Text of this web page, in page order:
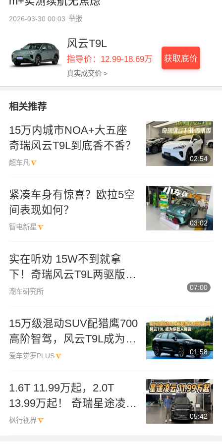
2026-03-30 00:03 举报
风云T9L
指导价：12.99-18.69万
真实成交价 >
获取底价
相关推荐
15万内城市NOA+大五座
奇瑞风云T9L到底香不香？
超车凡
02:54
紧凑车身有惊喜？欧拉5空
间表现如何？
智电新星
03:02
实在听劝 15W不到就拿
下！奇瑞风云T9L两驱版配
猎鹰700
潮车研究所
07:00
15万级混动SUV配猎鹰700
高阶智驾，风云T9L成为多
数人首选
爱车觉罗PLUS
01:58
1.6T 11.99万起，2.0T
13.99万起！ 奇瑞星途凌云
真的贵吗？
枫行视界
05:42